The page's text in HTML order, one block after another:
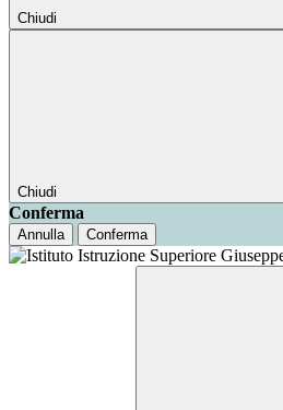
Chiudi
Chiudi
Conferma
Annulla Conferma